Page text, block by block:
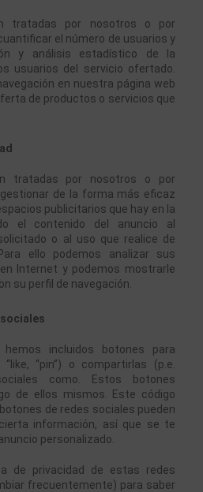
tratadas por nosotros o por
el número de usuarios y
y análisis estadístico de la
usuarios del servicio ofertado.
en nuestra página web
de productos o servicios que
tratadas por nosotros o por
de la forma más eficaz
publicitarios que hay en la
el contenido del anuncio al
o al uso que realice de
ello podemos analizar sus
Internet y podemos mostrarle
su perfil de navegación.
incluidos botones para
“pin”) o compartirlas (p.e.
como. Estos botones
de ellos mismos. Este código
de redes sociales pueden
información, así que se te
personalizado.
de privacidad de estas redes
frecuentemente) para saber